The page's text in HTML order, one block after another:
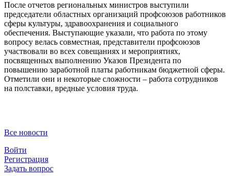
После отчетов региональных министров выступили
председатели областных организаций профсоюзов работников
сферы культуры, здравоохранения и социального
обеспечения. Выступающие указали, что работа по этому
вопросу велась совместная, представители профсоюзов
участвовали во всех совещаниях и мероприятиях,
посвященных выполнению Указов Президента по
повышению заработной платы работникам бюджетной сферы.
Отметили они и некоторые сложности – работа сотрудников
на полставки, вредные условия труда.
Все новости
Войти
Регистрация
Задать вопрос